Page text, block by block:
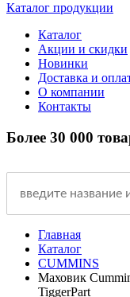
Каталог продукции
Каталог
Акции и скидки
Новинки
Доставка и
О компании
Контакты
Более 30 000
Главная
Каталог
CUMMINS
Маховик
TiggerPart